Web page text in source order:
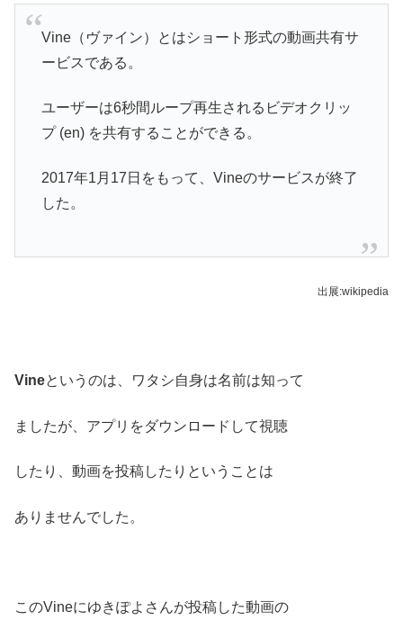
Vine（ヴァイン）とはショート形式の動画共有サ
ービスである。
ユーザーは6秒間ループ再生されるビデオクリッ
プ (en) を共有することができる。
2017年1月17日をもって、Vineのサービスが終了
した。
出展:wikipedia
Vineというのは、ワタシ自身は名前は知って
ましたが、アプリをダウンロードして視聴
したり、動画を投稿したりということは
ありませんでした。
このVineにゆきぽよさんが投稿した動画の